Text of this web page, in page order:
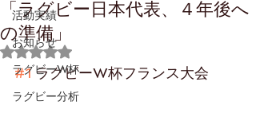
活動実績
お知らせ
ラグビーW杯
ラグビー分析
「ラグビー日本代表、４年後へ
の準備」
5つ星のうちNaNと評価されています。
#1 ラグビーW杯フランス大会